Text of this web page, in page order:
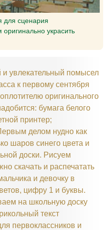
для сценария
украсить
и увлекательный помысел
к первому сентября
оригинального
бумага белого
принтер;
делом нудно как
шаров синего цвета и
доски. Рисуем
скачать и распечатать
и девочку в
цифру 1 и буквы.
на школьную доску
текст
первоклассников и